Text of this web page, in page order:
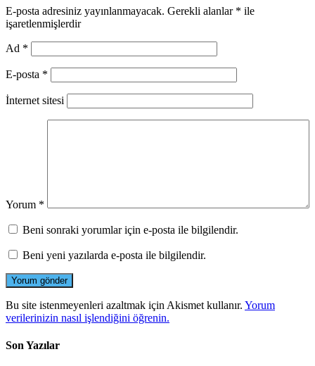
E-posta adresiniz yayınlanmayacak. Gerekli alanlar * ile
işaretlenmişlerdir
Ad *
E-posta *
İnternet sitesi
Yorum *
Beni sonraki yorumlar için e-posta ile bilgilendir.
Beni yeni yazılarda e-posta ile bilgilendir.
Bu site istenmeyenleri azaltmak için Akismet kullanır. Yorum
verilerinizin nasıl işlendiğini öğrenin.
Son Yazılar